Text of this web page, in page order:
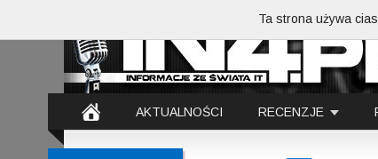
AKTUALNOŚCI RECENZJE
Ta strona używa